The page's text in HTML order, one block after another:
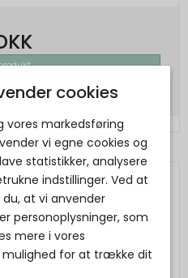
cookies
vores markedsføring
vi egne cookies og
statistikker, analysere
indstillinger. Ved at
at vi anvender
personoplysninger, som
mere i vores
mulighed for at trække dit